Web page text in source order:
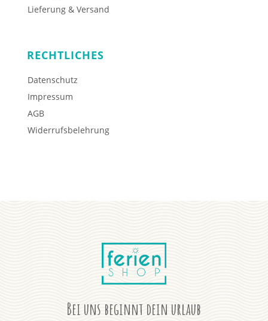
Lieferung & Versand
RECHTLICHES
Datenschutz
Impressum
AGB
Widerrufsbelehrung
Bei uns beginnt dein urlaub